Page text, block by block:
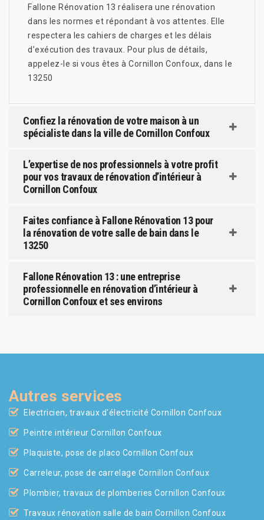
Fallone Rénovation 13 réalisera une rénovation
dans les normes et répondant à vos attentes. Elle
respectera les cahiers de charges et les délais
d’exécution des travaux. Pour plus de détails,
appelez-le si vous êtes à Cornillon Confoux, dans le
13250
Confiez la rénovation de votre maison à un
spécialiste dans la ville de Cornillon Confoux
L’expertise de nos professionnels à votre profit
pour vos travaux de rénovation d’intérieur à
Cornillon Confoux
Faites confiance à Fallone Rénovation 13 pour
la rénovation de votre salle de bain dans le
13250
Fallone Rénovation 13 : une entreprise
professionnelle en rénovation d’intérieur à
Cornillon Confoux et ses environs
Autres services
Electricien, travaux d'électricité Cornillon Confoux
Peintre intérieur Cornillon Confoux
Plaquiste, pose de placo Cornillon Confoux
Carreleur, pose de carrelage Cornillon Confoux
Plombier, travaux de plomberies Cornillon Confoux
Travaux rénovation salle de bain Cornillon Confoux